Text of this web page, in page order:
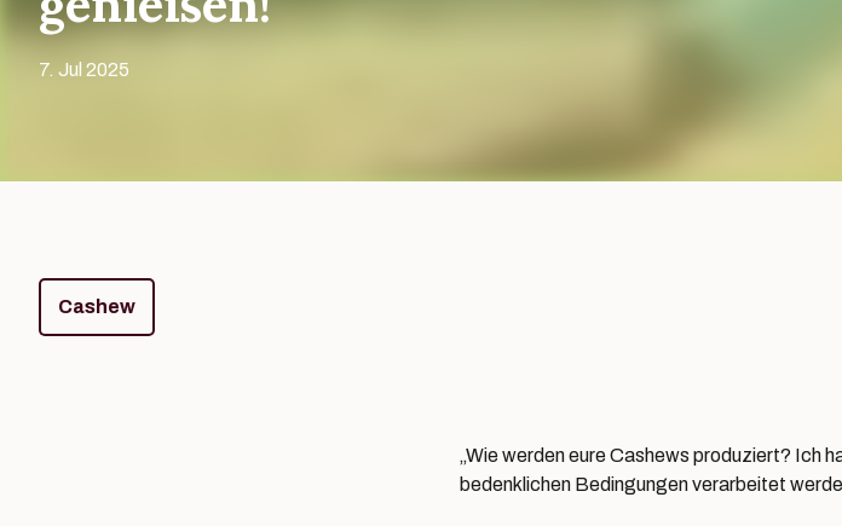
7. Jul 2025
Cashew
„Wie werden eure Cashews produziert? Ich
bedenklichen Bedingungen verarbeitet